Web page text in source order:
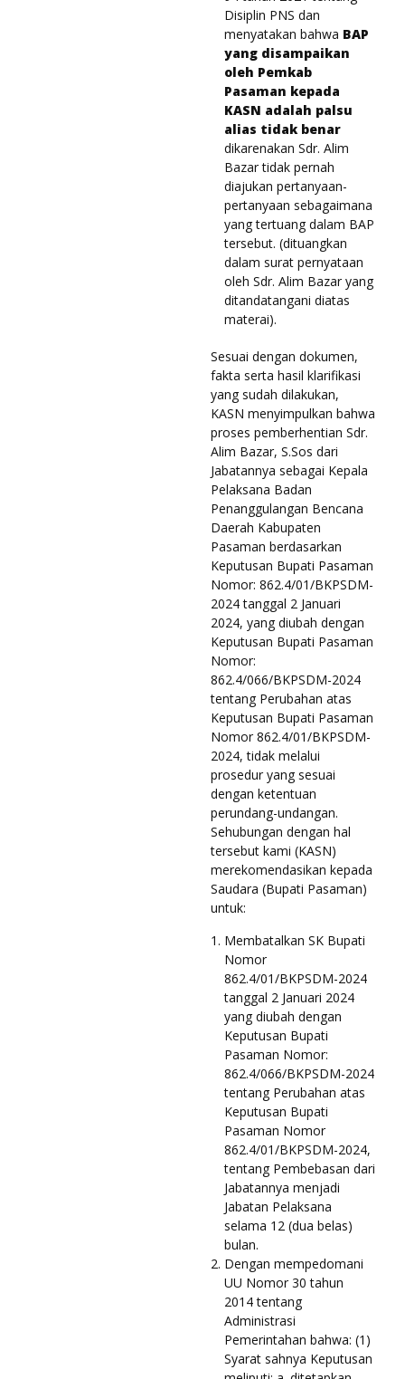
Disiplin PNS dan
menyatakan bahwa BAP
yang disampaikan
oleh Pemkab
Pasaman kepada
KASN adalah palsu
alias tidak benar
dikarenakan Sdr. Alim
Bazar tidak pernah
diajukan pertanyaan-
pertanyaan sebagaimana
yang tertuang dalam BAP
tersebut. (dituangkan
dalam surat pernyataan
oleh Sdr. Alim Bazar yang
ditandatangani diatas
materai).
Sesuai dengan dokumen,
fakta serta hasil klarifikasi
yang sudah dilakukan,
KASN menyimpulkan bahwa
proses pemberhentian Sdr.
Alim Bazar, S.Sos dari
Jabatannya sebagai Kepala
Pelaksana Badan
Penanggulangan Bencana
Daerah Kabupaten
Pasaman berdasarkan
Keputusan Bupati Pasaman
Nomor: 862.4/01/BKPSDM-
2024 tanggal 2 Januari
2024, yang diubah dengan
Keputusan Bupati Pasaman
Nomor:
862.4/066/BKPSDM-2024
tentang Perubahan atas
Keputusan Bupati Pasaman
Nomor 862.4/01/BKPSDM-
2024, tidak melalui
prosedur yang sesuai
dengan ketentuan
perundang-undangan.
Sehubungan dengan hal
tersebut kami (KASN)
merekomendasikan kepada
Saudara (Bupati Pasaman)
untuk:
Membatalkan SK Bupati
Nomor
862.4/01/BKPSDM-2024
tanggal 2 Januari 2024
yang diubah dengan
Keputusan Bupati
Pasaman Nomor:
862.4/066/BKPSDM-2024
tentang Perubahan atas
Keputusan Bupati
Pasaman Nomor
862.4/01/BKPSDM-2024,
tentang Pembebasan dari
Jabatannya menjadi
Jabatan Pelaksana
selama 12 (dua belas)
bulan.
Dengan mempedomani
UU Nomor 30 tahun
2014 tentang
Administrasi
Pemerintahan bahwa: (1)
Syarat sahnya Keputusan